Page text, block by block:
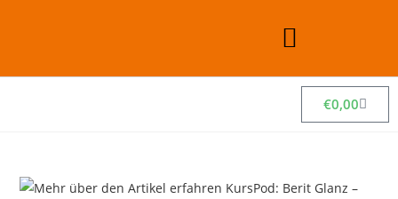
€0,00